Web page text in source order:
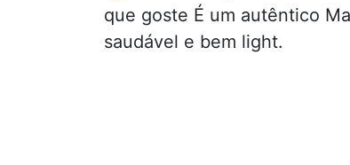
que goste É um autêntico
saudável e bem light.